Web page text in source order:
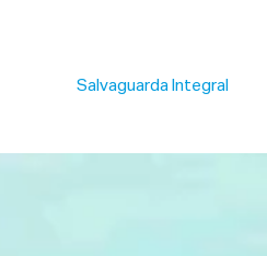
Salvaguarda Integral